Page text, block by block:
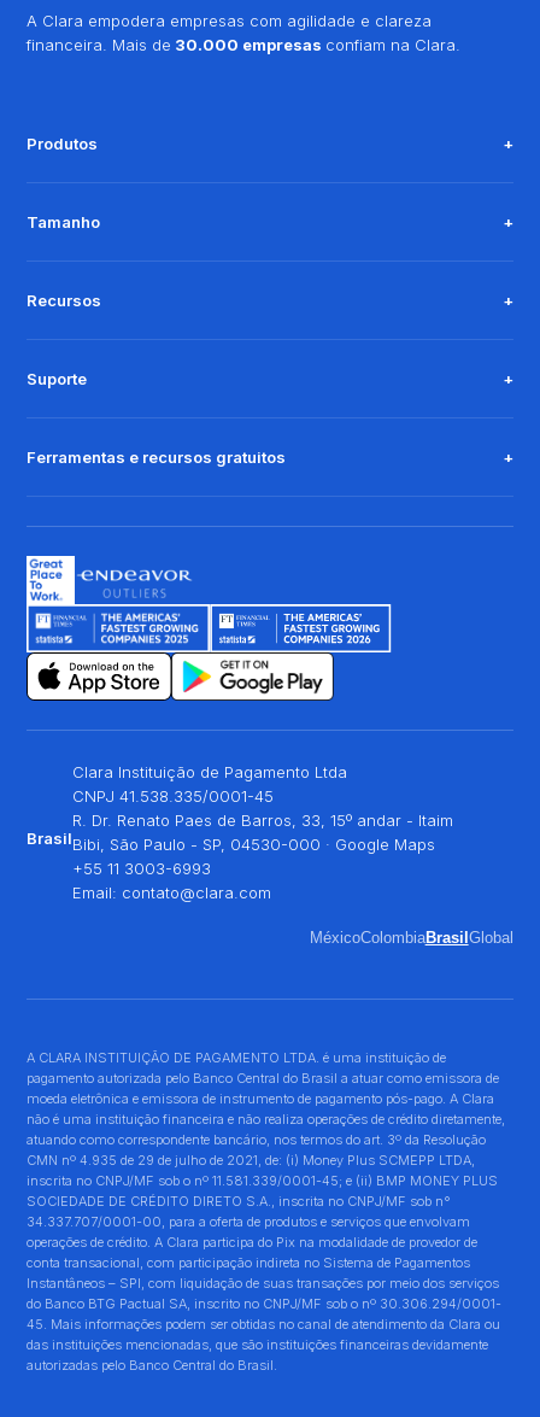
A Clara empodera empresas com agilidade e clareza
financeira. Mais de 30.000 empresas confiam na Clara.
Produtos
Tamanho
Recursos
Suporte
Ferramentas e recursos gratuitos
Brasil
Clara Instituição de Pagamento Ltda
CNPJ 41.538.335/0001-45
R. Dr. Renato Paes de Barros, 33, 15º andar - Itaim
Bibi, São Paulo - SP, 04530-000 · Google Maps
+55 11 3003-6993
Email: contato@clara.com
MéxicoColombiaBrasil Global
A CLARA INSTITUIÇÃO DE PAGAMENTO LTDA. é uma instituição de
pagamento autorizada pelo Banco Central do Brasil a atuar como emissora de
moeda eletrônica e emissora de instrumento de pagamento pós-pago. A Clara
não é uma instituição financeira e não realiza operações de crédito diretamente,
atuando como correspondente bancário, nos termos do art. 3º da Resolução
CMN nº 4.935 de 29 de julho de 2021, de: (i) Money Plus SCMEPP LTDA,
inscrita no CNPJ/MF sob o nº 11.581.339/0001-45; e (ii) BMP MONEY PLUS
SOCIEDADE DE CRÉDITO DIRETO S.A., inscrita no CNPJ/MF sob n°
34.337.707/0001-00, para a oferta de produtos e serviços que envolvam
operações de crédito. A Clara participa do Pix na modalidade de provedor de
conta transacional, com participação indireta no Sistema de Pagamentos
Instantâneos – SPI, com liquidação de suas transações por meio dos serviços
do Banco BTG Pactual SA, inscrito no CNPJ/MF sob o nº 30.306.294/0001-
45. Mais informações podem ser obtidas no canal de atendimento da Clara ou
das instituições mencionadas, que são instituições financeiras devidamente
autorizadas pelo Banco Central do Brasil.